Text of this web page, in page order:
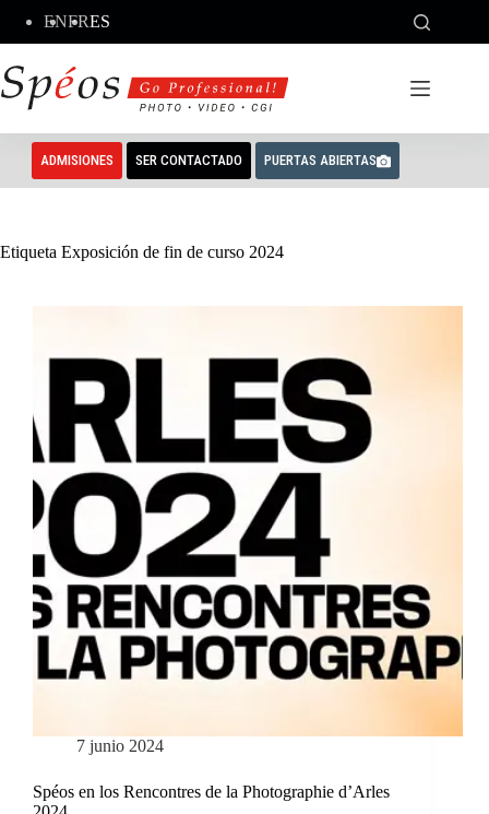
contenido
ENFRES
ADMISIONES SER CONTACTADO PUERTAS ABIERTAS
Etiqueta Exposición de fin de curso 2024
7 junio 2024
Spéos en los Rencontres de la Photographie d’Arles